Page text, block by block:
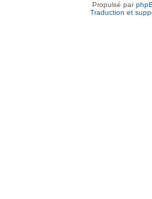
Propulsé par
Traduction et